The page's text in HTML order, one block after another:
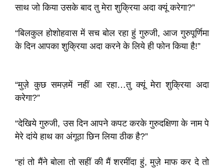
साथ जो किया उसके बाद तु मेरा शुक्रिया अदा क्यूं करेगा?”
“बिलकुल होशोहवास में सच बोल रहा हुं गुरुजी, आज गुरुपूर्णिमा
के दिन आपका शुक्रिया अदा करने के लिये ही फोन किया है!”
“मुज़े कुछ समज़में नहीं आ रहा…तु क्यूं मेरा शुक्रिया अदा
करेगा?”
“देखिये गुरुजी, उस दिन आपने कपट करके गुरुदक्षिणा के नाम पे
मेरे दांये हाथ का अंगूठा छिन लिया ठीक है?”
“हां तो मैंने बोला तो सहीं की मैं शरमींदा हुं, मुज़े माफ कर दे तो